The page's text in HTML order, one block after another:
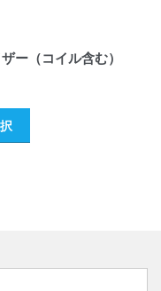
ー（コイル含む）